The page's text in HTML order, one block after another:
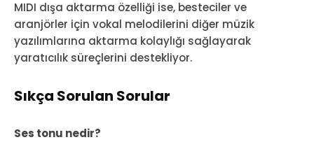
MIDI dışa aktarma özelliği ise, besteciler ve
aranjörler için vokal melodilerini diğer müzik
yazılımlarına aktarma kolaylığı sağlayarak
yaratıcılık süreçlerini destekliyor.
Sıkça Sorulan Sorular
Ses tonu nedir?